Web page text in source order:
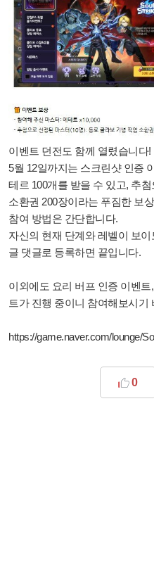
이벤트 던전도 함께 열렸습니다!
5월 12일까지는 스크린샷 인증
테르 100개 를 받을 수 있고, 추
소환권 200장이라는 푸짐한 보
참여 방법은 간단합니다.
자신의 현재 단계와 레벨이 보
글 댓글로 등록하면 끝입니다.
이외에도 요리 버프 인증 이벤
트가 진행 중이니 참여해보시기
https://game.naver.com/lounge/
0